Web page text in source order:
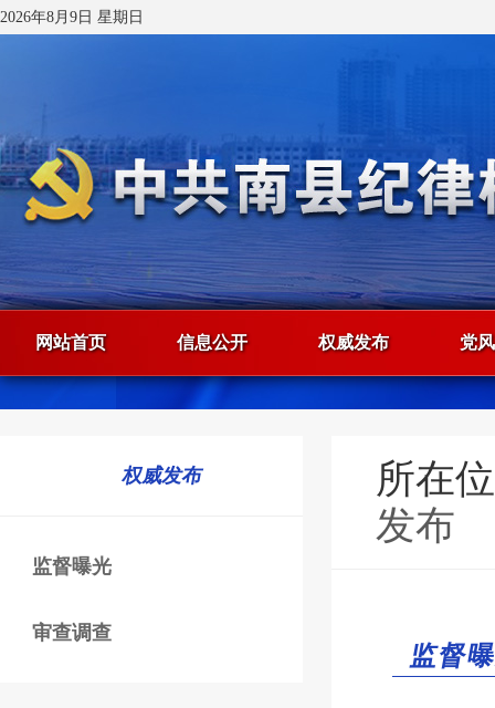
2026年8月9日 星期日
网站首页 信息公开 权威发布 党
权威发布
监督曝光
审查调查
所在
发布
监督